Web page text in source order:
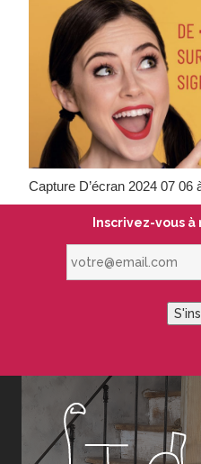
Capture D’écran 2024 07 06
Inscrivez-vous